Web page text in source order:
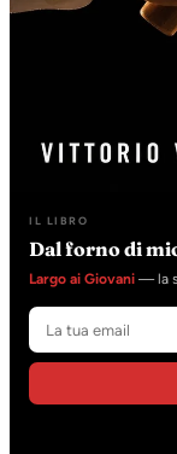
IL LIBRO
Dal forno di
Largo ai Giovani — la